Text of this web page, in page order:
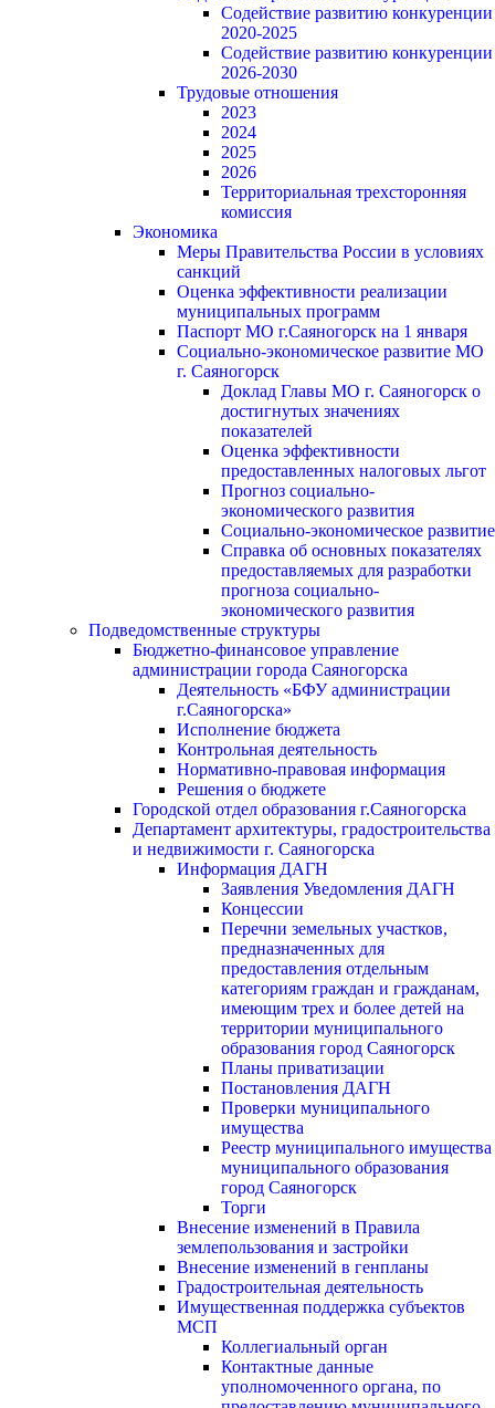
Содействие развитию конкуренции
2020-2025
Содействие развитию конкуренции
2026-2030
Трудовые отношения
2023
2024
2025
2026
Территориальная трехсторонняя
комиссия
Экономика
Меры Правительства России в условиях
санкций
Оценка эффективности реализации
муниципальных программ
Паспорт МО г.Саяногорск на 1 января
Социально-экономическое развитие МО
г. Саяногорск
Доклад Главы МО г. Саяногорск о
достигнутых значениях
показателей
Оценка эффективности
предоставленных налоговых льгот
Прогноз социально-
экономического развития
Социально-экономическое развитие
Справка об основных показателях
предоставляемых для разработки
прогноза социально-
экономического развития
Подведомственные структуры
Бюджетно-финансовое управление
администрации города Саяногорска
Деятельность «БФУ администрации
г.Саяногорска»
Исполнение бюджета
Контрольная деятельность
Нормативно-правовая информация
Решения о бюджете
Городской отдел образования г.Саяногорска
Департамент архитектуры, градостроительства
и недвижимости г. Саяногорска
Информация ДАГН
Заявления Уведомления ДАГН
Концессии
Перечни земельных участков,
предназначенных для
предоставления отдельным
категориям граждан и гражданам,
имеющим трех и более детей на
территории муниципального
образования город Саяногорск
Планы приватизации
Постановления ДАГН
Проверки муниципального
имущества
Реестр муниципального имущества
муниципального образования
город Саяногорск
Торги
Внесение изменений в Правила
землепользования и застройки
Внесение изменений в генпланы
Градостроительная деятельность
Имущественная поддержка субъектов
МСП
Коллегиальный орган
Контактные данные
уполномоченного органа, по